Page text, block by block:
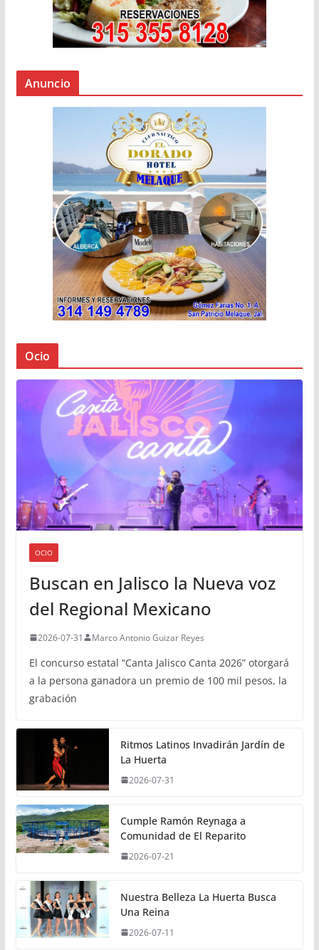
Anuncio
Ocio
OCIO
Buscan en Jalisco la Nueva voz
del Regional Mexicano
2026-07-31 Marco Antonio Guizar Reyes
El concurso estatal “Canta Jalisco Canta 2026” otorgará
a la persona ganadora un premio de 100 mil pesos, la
grabación
Ritmos Latinos Invadirán Jardín de
La Huerta
2026-07-31
Cumple Ramón Reynaga a
Comunidad de El Reparito
2026-07-21
Nuestra Belleza La Huerta Busca
Una Reina
2026-07-11